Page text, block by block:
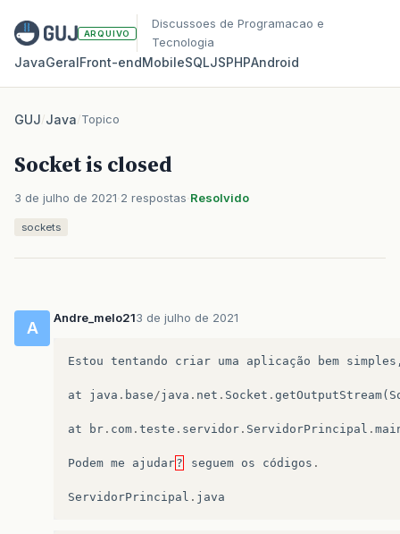
ARQUIVO
Discussoes de Programacao e
Tecnologia
JavaGeralFront‑endMobileSQLJSPHPAndroid
GUJ/Java/Topico
Socket is closed
3 de julho de 2021 2 respostas Resolvido
sockets
A
Andre_melo213 de julho de 2021
Estou tentando criar uma aplicação bem simples
at java . base/java . net . Socket . getOutputStream(
at br . com . teste . servidor . ServidorPrincipal .
Podem me ajudar? seguem os códigos .
ServidorPrincipal . java